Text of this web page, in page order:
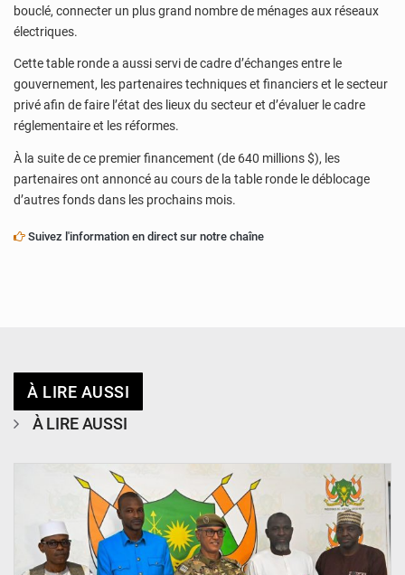
bouclé, connecter un plus grand nombre de ménages aux réseaux
électriques.
Cette table ronde a aussi servi de cadre d’échanges entre le
gouvernement, les partenaires techniques et financiers et le secteur
privé afin de faire l’état des lieux du secteur et d’évaluer le cadre
réglementaire et les réformes.
À la suite de ce premier financement (de 640 millions $), les
partenaires ont annoncé au cours de la table ronde le déblocage
d’autres fonds dans les prochains mois.
Suivez l'information en direct sur notre chaîne
À LIRE AUSSI
À LIRE AUSSI